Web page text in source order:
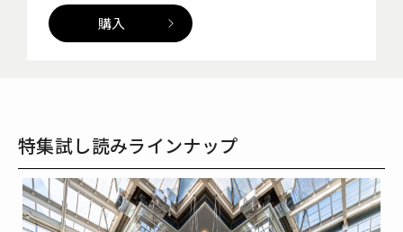
購入
特集試し読みラインナップ